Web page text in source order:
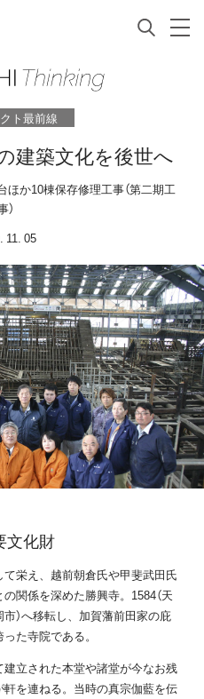
ト最前線
建築文化を後世へ
か10棟保存修理工事（第二期工
）
11. 05
文化財
栄え、越前朝倉氏や甲斐武田氏
関係を深めた勝興寺。1584（天
市）へ移転し、加賀藩前田家の庇
た寺院である。
立された本堂や諸堂が今なお残
を連ねる。当時の真宗伽藍を伝